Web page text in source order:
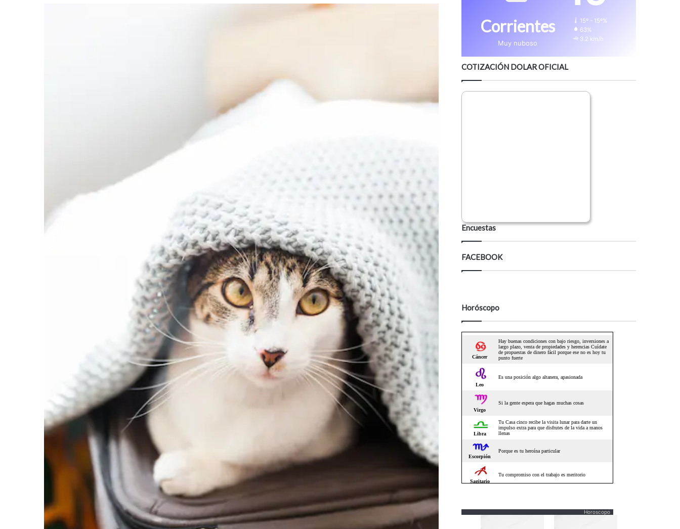
Corrientes
Muy nuboso
15º - 15º%
63%
3.2 km/h
COTIZACIÓN DOLAR OFICIAL
Encuestas
FACEBOOK
Horóscopo
Horoscopo